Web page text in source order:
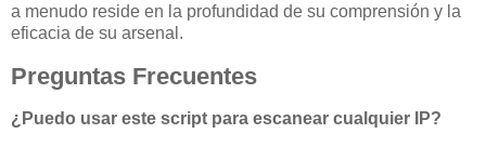
a menudo reside en la profundidad de su comprensión y la
eficacia de su arsenal.
Preguntas Frecuentes
¿Puedo usar este script para escanear cualquier IP?